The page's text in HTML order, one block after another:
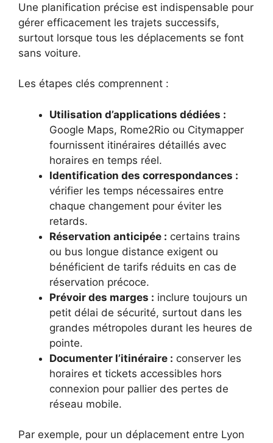
Une planification précise est indispensable pour
gérer efficacement les trajets successifs,
surtout lorsque tous les déplacements se font
sans voiture.
Les étapes clés comprennent :
Utilisation d’applications dédiées :
Google Maps, Rome2Rio ou Citymapper
fournissent itinéraires détaillés avec
horaires en temps réel.
Identification des correspondances :
vérifier les temps nécessaires entre
chaque changement pour éviter les
retards.
Réservation anticipée : certains trains
ou bus longue distance exigent ou
bénéficient de tarifs réduits en cas de
réservation précoce.
Prévoir des marges : inclure toujours un
petit délai de sécurité, surtout dans les
grandes métropoles durant les heures de
pointe.
Documenter l’itinéraire : conserver les
horaires et tickets accessibles hors
connexion pour pallier des pertes de
réseau mobile.
Par exemple, pour un déplacement entre Lyon